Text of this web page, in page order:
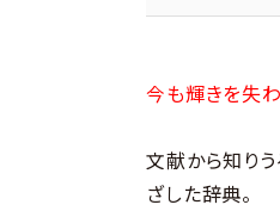
今も輝きを失
文献から知り
ざした辞典。